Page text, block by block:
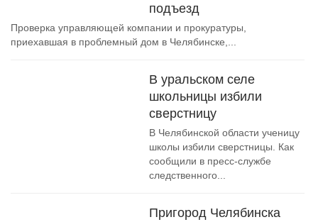
подъезд
Проверка управляющей компании и прокуратуры,
приехавшая в проблемный дом в Челябинске,...
В уральском селе
школьницы избили
сверстницу
В Челябинской области ученицу
школы избили сверстницы. Как
сообщили в пресс-службе
следственного...
Пригород Челябинска